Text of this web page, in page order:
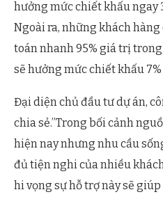
hưởng mức chiết khấu ngay
Ngoài ra, những khách
toán nhanh 95% giá trị
sẽ hưởng mức chiết khấu 7%
Đại diện chủ đầu tư dự án,
chia sẻ.”Trong bối cảnh
hiện nay nhưng nhu cầu
đủ tiện nghi của nhiều
hi vọng sự hỗ trợ này sẽ